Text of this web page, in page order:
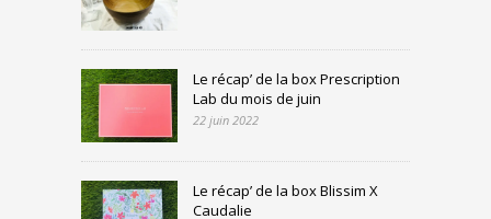
Le récap’ de la box Prescription
Lab du mois de juin
22 juin 2022
Le récap’ de la box Blissim X
Caudalie